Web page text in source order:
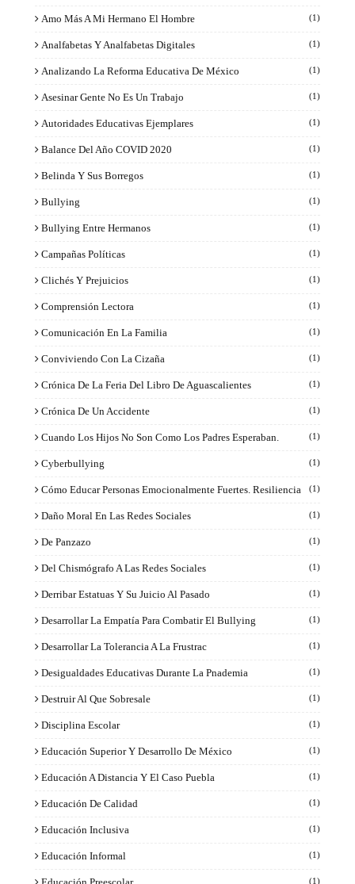
Amo Más A Mi Hermano El Hombre (1)
Analfabetas Y Analfabetas Digitales (1)
Analizando La Reforma Educativa De México (1)
Asesinar Gente No Es Un Trabajo (1)
Autoridades Educativas Ejemplares (1)
Balance Del Año COVID 2020 (1)
Belinda Y Sus Borregos (1)
Bullying (1)
Bullying Entre Hermanos (1)
Campañas Políticas (1)
Clichés Y Prejuicios (1)
Comprensión Lectora (1)
Comunicación En La Familia (1)
Conviviendo Con La Cizaña (1)
Crónica De La Feria Del Libro De Aguascalientes (1)
Crónica De Un Accidente (1)
Cuando Los Hijos No Son Como Los Padres Esperaban. (1)
Cyberbullying (1)
Cómo Educar Personas Emocionalmente Fuertes. Resiliencia (1)
Daño Moral En Las Redes Sociales (1)
De Panzazo (1)
Del Chismógrafo A Las Redes Sociales (1)
Derribar Estatuas Y Su Juicio Al Pasado (1)
Desarrollar La Empatía Para Combatir El Bullying (1)
Desarrollar La Tolerancia A La Frustrac (1)
Desigualdades Educativas Durante La Pnademia (1)
Destruir Al Que Sobresale (1)
Disciplina Escolar (1)
Educación Superior Y Desarrollo De México (1)
Educación A Distancia Y El Caso Puebla (1)
Educación De Calidad (1)
Educación Inclusiva (1)
Educación Informal (1)
(1)